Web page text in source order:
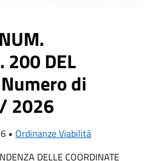
200 DEL
di
2026
• Ordinanze Viabilità
DELLE COORDINATE